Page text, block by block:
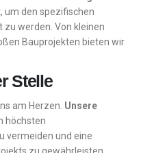
um den spezifischen
zu werden. Von kleinen
Bauprojekten bieten wir
Stelle
am Herzen. Unsere
höchsten
vermeiden und eine